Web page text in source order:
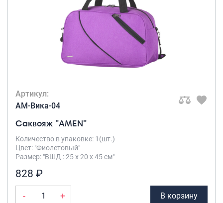
Артикул:
AM-Вика-04
Саквояж "AMEN"
Количество в упаковке: 1(шт.)
Цвет: "Фиолетовый"
Размер: "ВШД : 25 х 20 х 45 см"
828 ₽
- + В корзину